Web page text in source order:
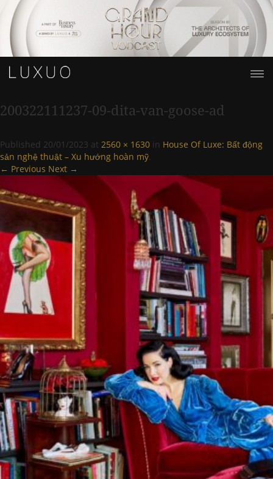
200322111237-09-dita-van-goose-ad
Published 20/01/2023 at 2560 × 1630 in House Of Luxe: Bất động
sản nghệ thuật – Xu hướng hoàn mỹ.
← Previous Next →